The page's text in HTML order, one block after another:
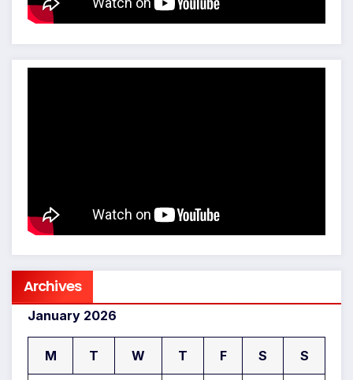
Archives
January 2026
M T W T F S S